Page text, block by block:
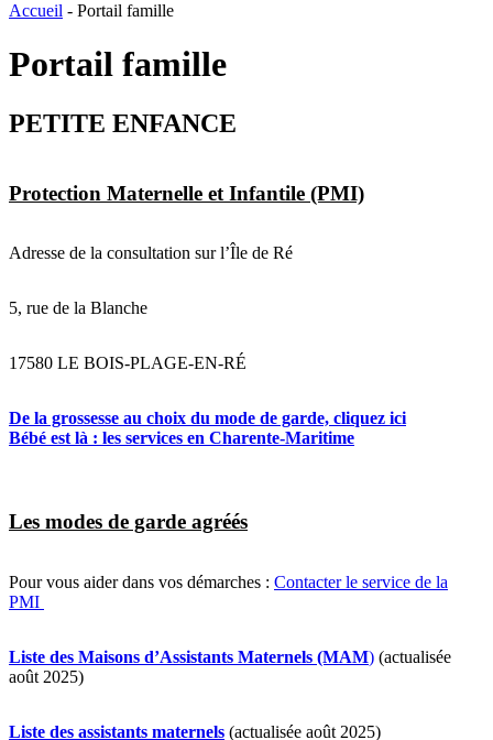
Accueil - Portail famille
Portail famille
PETITE ENFANCE
Protection Maternelle et Infantile (PMI)
Adresse de la consultation sur l’Île de Ré
5, rue de la Blanche
17580 LE BOIS-PLAGE-EN-RÉ
De la grossesse au choix du mode de garde, cliquez ici
Bébé est là : les services en Charente-Maritime
Les modes de garde agréés
Pour vous aider dans vos démarches : Contacter le service de la
PMI
Liste des Maisons d’Assistants Maternels (MAM) (actualisée
août 2025)
Liste des assistants maternels (actualisée août 2025)